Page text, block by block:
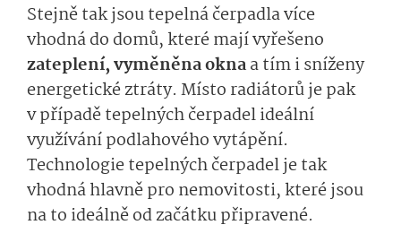
Stejně tak jsou tepelná čerpadla více
vhodná do domů, které mají vyřešeno
zateplení, vyměněna oknaa tím i sníženy
energetické ztráty. Místo radiátorů je pak
v případě tepelných čerpadel ideální
využívání podlahového vytápění.
Technologie tepelných čerpadel je tak
vhodná hlavně pro nemovitosti, které jsou
na to ideálně od začátku připravené.